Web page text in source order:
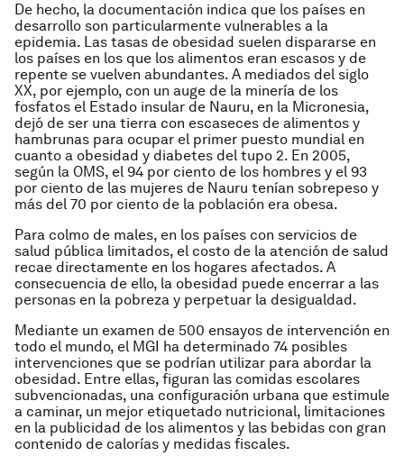
De hecho, la documentación indica que los países en
desarrollo son particularmente vulnerables a la
epidemia. Las tasas de obesidad suelen dispararse en
los países en los que los alimentos eran escasos y de
repente se vuelven abundantes. A mediados del siglo
XX, por ejemplo, con un auge de la minería de los
fosfatos el Estado insular de Nauru, en la Micronesia,
dejó de ser una tierra con escaseces de alimentos y
hambrunas para ocupar el primer puesto mundial en
cuanto a obesidad y diabetes del tupo 2. En 2005,
según la OMS, el 94 por ciento de los hombres y el 93
por ciento de las mujeres de Nauru tenían sobrepeso y
más del 70 por ciento de la población era obesa.
Para colmo de males, en los países con servicios de
salud pública limitados, el costo de la atención de salud
recae directamente en los hogares afectados. A
consecuencia de ello, la obesidad puede encerrar a las
personas en la pobreza y perpetuar la desigualdad.
Mediante un examen de 500 ensayos de intervención en
todo el mundo, el MGI ha determinado 74 posibles
intervenciones que se podrían utilizar para abordar la
obesidad. Entre ellas, figuran las comidas escolares
subvencionadas, una configuración urbana que estimule
a caminar, un mejor etiquetado nutricional, limitaciones
en la publicidad de los alimentos y las bebidas con gran
contenido de calorías y medidas fiscales.